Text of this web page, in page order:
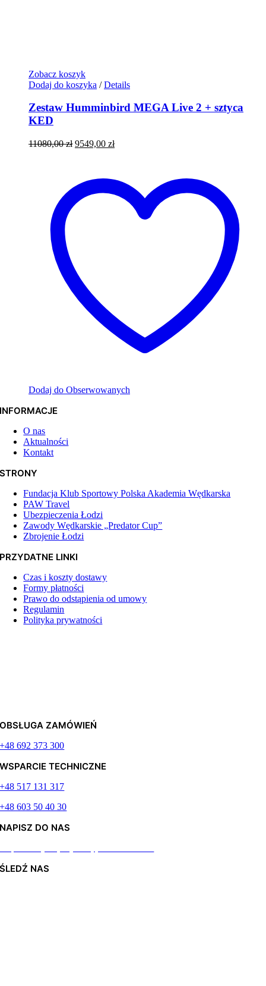
Zobacz koszyk
Dodaj do koszyka / Details
Zestaw Humminbird MEGA Live 2 + sztyca
KED
11080,00zł Pierwotna
9549,00 złAktualna
Dodaj do Obserwowanych
INFORMACJE
O nas
Aktualności
Kontakt
STRONY
Fundacja Klub Sportowy Polska Akademia Wędkarska
PAW Travel
Ubezpieczenia Łodzi
Zawody Wędkarskie „Predator Cup”
Zbrojenie Łodzi
PRZYDATNE LINKI
Czas i koszty dostawy
Formy płatności
Prawo do odstąpienia od umowy
Regulamin
Polityka prywatności
OBSŁUGA ZAMÓWIEŃ
+48 692 373 300
WSPARCIE TECHNICZNE
+48 517 131 317
+48 603 50 40 30
NAPISZ DO NAS
ŚLEDŹ NAS